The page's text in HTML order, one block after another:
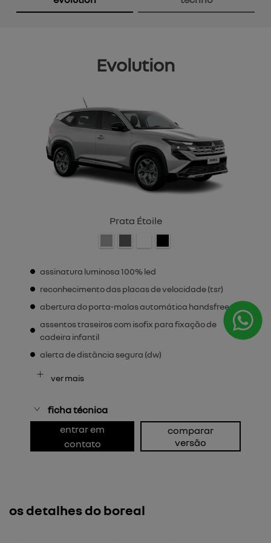
Evolution
Prata Étoile
assinatura luminosa 100% led
reconhecimento das placas de velocidade (tsr)
abertura do porta-malas automática handsfree
assentos traseiros com isofix para fixação de
cadeira infantil
alerta de distância segura (dw)
ver mais
ficha técnica
entrar em
contato
comparar
versão
os detalhes do boreal